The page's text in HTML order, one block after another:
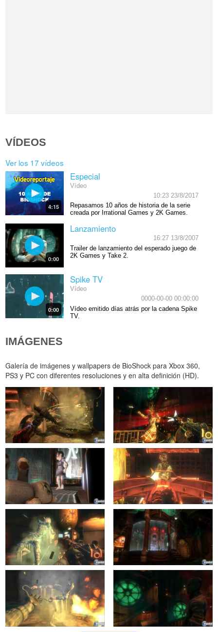
VÍDEOS
Ver los 17 vídeos
4:15
Especial
Vídeo
10:23 23/8/2017
Repasamos 10 años de historia de la serie
creada por Irrational Games y 2K Games.
0:00
Lanzamiento
16:27 13/8/2007
Trailer de lanzamiento del esperado juego de
2K Games y Take 2.
0:00
Spike TV
Vídeo
0000-00-00 00:00:00
Vídeo emitido días atrás por la cadena Spike
TV.
IMÁGENES
Galería de imágenes y wallpapers de BioShock para Xbox 360,
PS3 y PC con diferentes resoluciones y en alta definición (HD).